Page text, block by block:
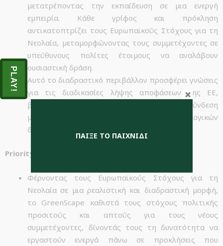
μετατρέποντας την εκπαίδευση σε μια ενεργή
εμπειρία. Κάθε γρίφος και πρόκληση
αντικατοπτρίζει τους Ευρωπαϊκούς Στόχους για τη
Νεολαία, μεταμορφώνοντας τους συμμετέχοντες σε
υπεύθυνους πολίτες έτοιμους να αναλάβουν
ουσιαστική δράση.
Αυτό το διαδραστικό περιβάλλον προσφέρει γνώσεις
για τις διαδικασίες λήψης αποφάσεων της ΕΕ,
βοηθώντας τους νέους να κατανοήσουν τη σύνδεση
μεταξύ πολιτικής και ατομικών ή συλλογικών
δράσεων.
Priority 2
Φέρνοντας τους Ευρωπαϊκούς Στόχους για τη
Νεολαία σε μια ρεαλιστική και διαδραστική μορφή,
το GreenScape καθιστά τους στόχους πολιτικής
προσιτούς και απτούς για τους νέους
συμμετέχοντες, δίνοντάς τους τη δυνατότητα να
εργαστούν ενεργά πάνω σε προκλήσεις που
PLAY!
ΠΑΙΞΕ ΤΟ ΠΑΙΧΝΙΔΙ